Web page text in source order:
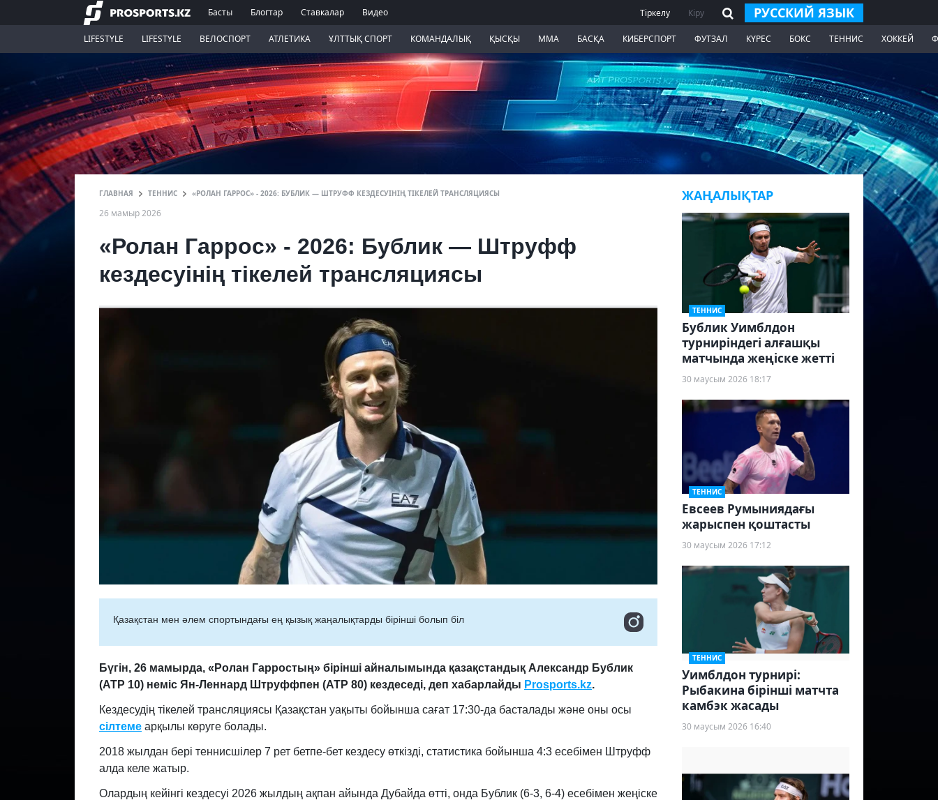
Басты Блогтар Ставкалар Видео Тіркелу Кіру РУССКИЙ ЯЗЫК
LIFESTYLE LIFESTYLE ВЕЛОСПОРТ АТЛЕТИКА ҰЛТТЫҚ СПОРТ КОМАНДАЛЫҚ ҚЫСҚЫ ММА БАСҚА КИБЕРСПОРТ ФУТЗАЛ КҮРЕС БОКС ТЕННИС ХОККЕЙ
ГЛАВНАЯ ТЕННИС «РОЛАН ГАРРОС» - 2026: БУБЛИК — ШТРУФФ КЕЗДЕСУІНІҢ ТІКЕЛЕЙ ТРАНСЛЯЦИЯСЫ
26 мамыр 2026
«Ролан Гаррос» - 2026: Бублик — Штруфф
кездесуінің тікелей трансляциясы
Қазақстан мен әлем спортындағы ең қызық жаңалықтарды бірінші болып біл
Бүгін, 26 мамырда, «Ролан Гарростың» бірінші айналымында қазақстандық Александр Бублик
(ATP 10) неміс Ян-Леннард Штруффпен (ATP 80) кездеседі, деп хабарлайды Prosports.kz.
Кездесудің тікелей трансляциясы Қазақстан уақыты бойынша сағат 17:30-да басталады және оны осы
сілтеме арқылы көруге болады.
2018 жылдан бері теннисшілер 7 рет бетпе-бет кездесу өткізді, статистика бойынша 4:3 есебімен Штруфф
алда келе жатыр.
Олардың кейінгі кездесуі 2026 жылдың ақпан айында Дубайда өтті, онда Бублик (6-3, 6-4) есебімен жеңіске
ЖАҢАЛЫҚТАР
ТЕННИС
Бублик Уимблдон
турниріндегі алғашқы
матчында жеңіске жетті
30 маусым 2026 18:17
ТЕННИС
Евсеев Румыниядағы
жарыспен қоштасты
30 маусым 2026 17:12
ТЕННИС
Уимблдон турнирі:
Рыбакина бірінші матчта
камбэк жасады
30 маусым 2026 16:40